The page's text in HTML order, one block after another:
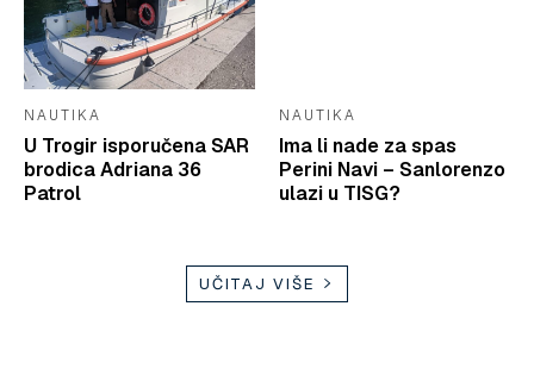
NAUTIKA
U Trogir isporučena SAR
brodica Adriana 36
Patrol
NAUTIKA
Ima li nade za spas
Perini Navi – Sanlorenzo
ulazi u TISG?
UČITAJ VIŠE